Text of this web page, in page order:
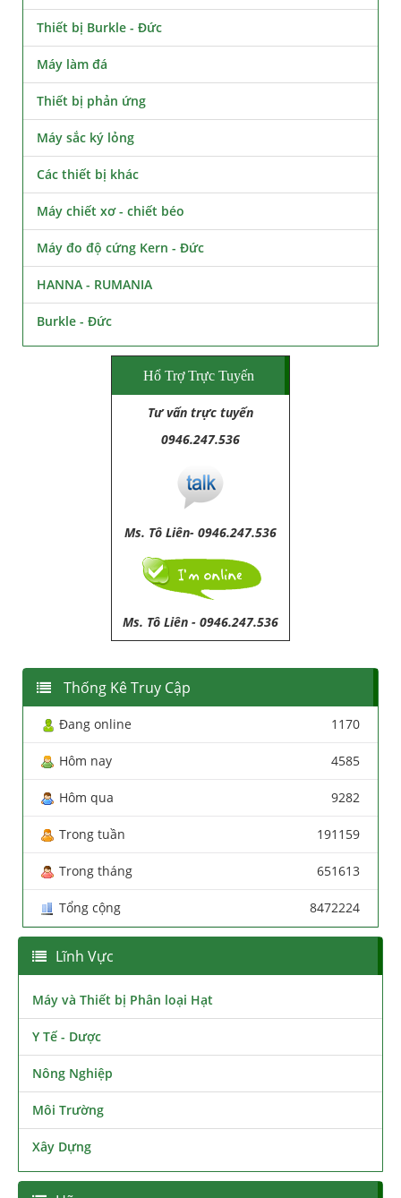
Thiết bị Burkle - Đức
Máy làm đá
Thiết bị phản ứng
Máy sắc ký lỏng
Các thiết bị khác
Máy chiết xơ - chiết béo
Máy đo độ cứng Kern - Đức
HANNA - RUMANIA
Burkle - Đức
Hổ Trợ Trực Tuyến
Tư vấn trực tuyến
0946.247.536
Ms. Tô Liên- 0946.247.536
Ms. Tô Liên - 0946.247.536
Thống Kê Truy Cập
Đang online 1170
Hôm nay 4585
Hôm qua 9282
Trong tuần 191159
Trong tháng 651613
Tổng cộng 8472224
Lĩnh Vực
Máy và Thiết bị Phân loại Hạt
Y Tế - Dược
Nông Nghiệp
Môi Trường
Xây Dựng